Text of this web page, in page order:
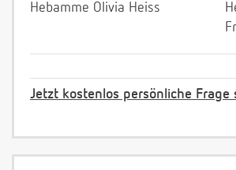
Hebamme Olivia Heiss
Jetzt kostenlos persönliche Frage